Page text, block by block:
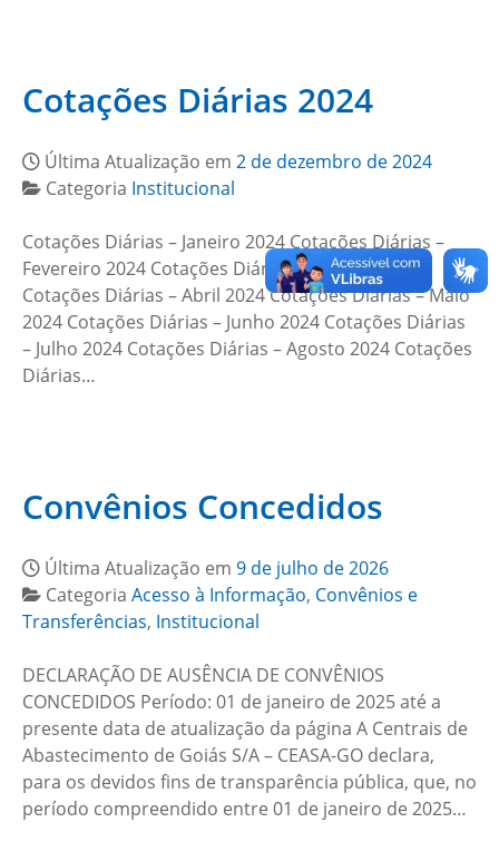
Cotações Diárias 2024
Última Atualização em 2 de dezembro de 2024
Categoria Institucional
Cotações Diárias – Janeiro 2024 Cotações Diárias –
Fevereiro 2024 Cotações Diárias – Março 2024
Cotações Diárias – Abril 2024 Cotações Diárias – Maio
2024 Cotações Diárias – Junho 2024 Cotações Diárias
– Julho 2024 Cotações Diárias – Agosto 2024 Cotações
Diárias…
Convênios Concedidos
Última Atualização em 9 de julho de 2026
Categoria Acesso à Informação, Convênios e
Transferências, Institucional
DECLARAÇÃO DE AUSÊNCIA DE CONVÊNIOS
CONCEDIDOS Período: 01 de janeiro de 2025 até a
presente data de atualização da página A Centrais de
Abastecimento de Goiás S/A – CEASA-GO declara,
para os devidos fins de transparência pública, que, no
período compreendido entre 01 de janeiro de 2025…